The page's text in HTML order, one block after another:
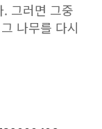
그러면 그중
나무를 다시